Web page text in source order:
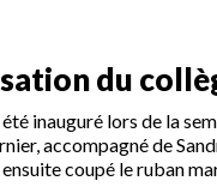
du
inauguré lors de la
accompagné de
coupé le ruban